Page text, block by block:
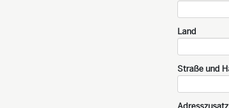
Land
Straße und